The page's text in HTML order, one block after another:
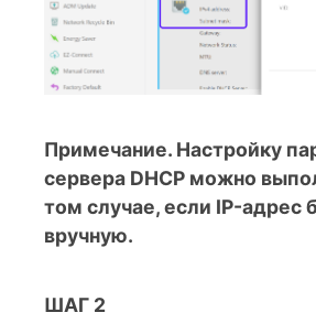
Примечание. Настройку
сервера DHCP можно
том случае, если IP-адрес
вручную.
ШАГ 2